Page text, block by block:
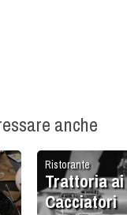
anche
Ristorante
Trattoria ai
Cacciatori